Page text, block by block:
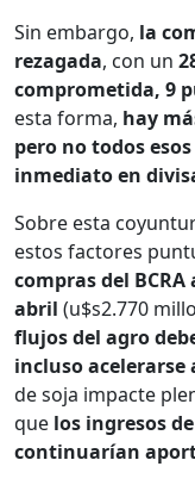
Sin embargo, la
rezagada, con un
comprometida, 9
esta forma, hay
pero no todos
inmediato en
Sobre esta
estos factores
compras del
abril (u$s2.770
flujos del agro
incluso acelerarse
de soja impacte
que los ingresos
continuarían